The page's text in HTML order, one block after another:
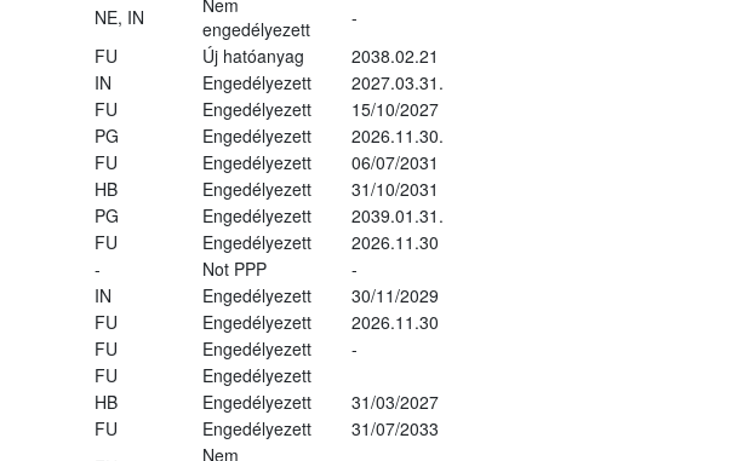
NE, IN
engedélyezett
-
FU Új hatóanyag
2038.02.21
IN Engedélyezett
2027.03.31.
FU Engedélyezett
15/10/2027
PG Engedélyezett
2026.11.30.
FU Engedélyezett
06/07/2031
HB Engedélyezett
31/10/2031
PG Engedélyezett
2039.01.31.
FU Engedélyezett
2026.11.30
- Not PPP
-
IN Engedélyezett
30/11/2029
FU Engedélyezett
2026.11.30
FU Engedélyezett
-
FU
Engedélyezett
HB Engedélyezett
31/03/2027
FU Engedélyezett
31/07/2033
Nem